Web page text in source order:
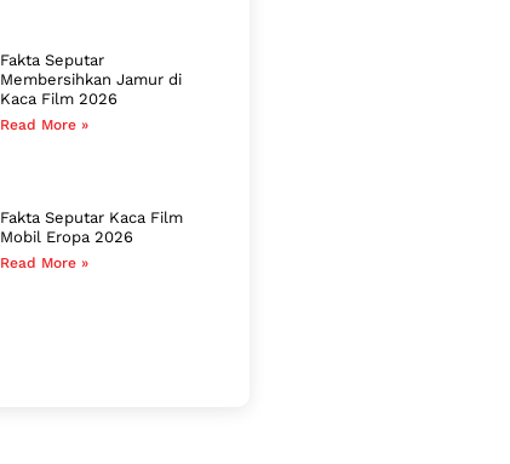
Fakta Seputar
Membersihkan Jamur di
Kaca Film 2026
Read More »
Fakta Seputar Kaca Film
Mobil Eropa 2026
Read More »